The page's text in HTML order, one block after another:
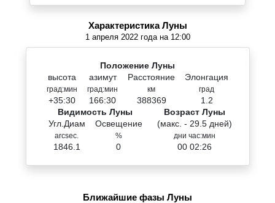
Характеристика Луны
1 апреля 2022 года на 12:00
Положение Луны
высота
град:мин
+35:30
азимут
град:мин
166:30
Расстояние
км
388369
Элонгация
град
1.2
Видимость Луны
Угл.Диам
arcsec.
1846.1
Освещение
%
0
Возраст Луны
(макс. - 29.5 дней)
дни час:мин
00 02:26
Ближайшие фазы Луны